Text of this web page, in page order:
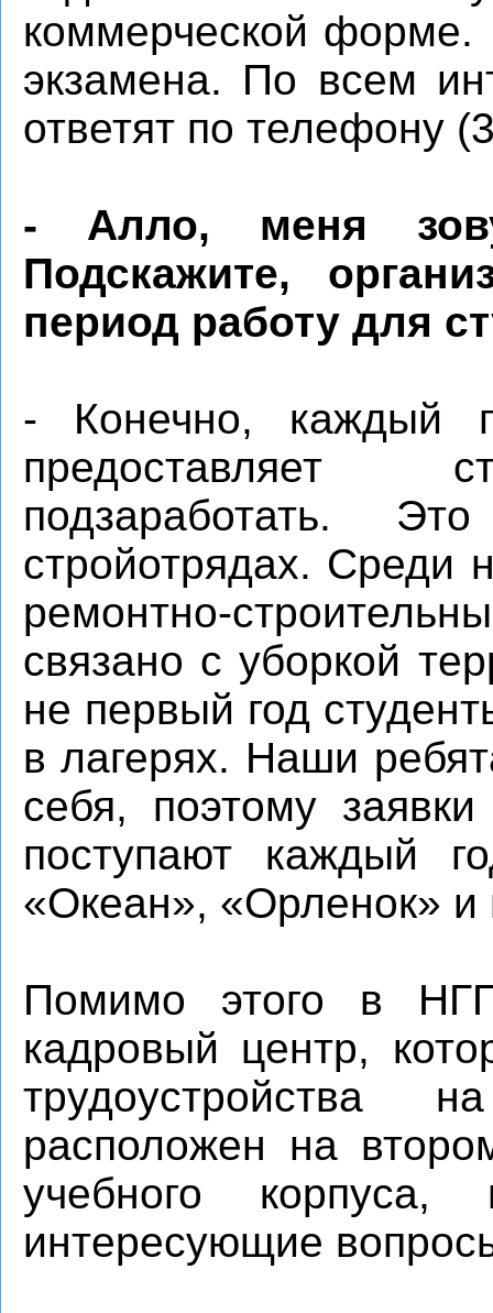
коммерческой форме.
экзамена. По всем
ответят по телефону
- Алло, меня
Подскажите,
период работу для
- Конечно, каждый
предоставляет
подзаработать.
стройотрядах. Среди
ремонтно-
связано с уборкой
не первый год
в лагерях. Наши
себя, поэтому
поступают каждый
«Океан», «Орленок» и
Помимо этого в
кадровый центр,
расположен на
учебного
интересующие